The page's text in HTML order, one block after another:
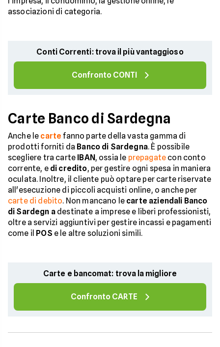
associazioni di categoria.
Conti Correnti: trova il più vantaggioso
Confronto CONTI
Carte Banco di Sardegna
Anche le carte fanno parte della vasta gamma di
prodotti forniti da Banco di Sardegna. È possibile
scegliere tra carte IBAN, ossia le prepagate con conto
corrente, e di credito, per gestire ogni spesa in maniera
oculata. Inoltre, il cliente può optare per carte riservate
all'esecuzione di piccoli acquisti online, o anche per
carte di debito. Non mancano le carte aziendali Banco
di Sardegn adestinate a imprese e liberi professionisti,
oltre a servizi aggiuntivi per gestire incassi e pagamenti
come il POS e le altre soluzioni simili.
Carte e bancomat: trova la migliore
Confronto CARTE